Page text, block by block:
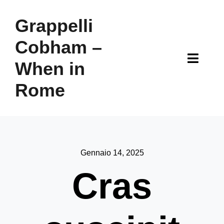
contentGrappelli
Cobham –
When in
Rome
Location
Gennaio 14, 2025
Cras